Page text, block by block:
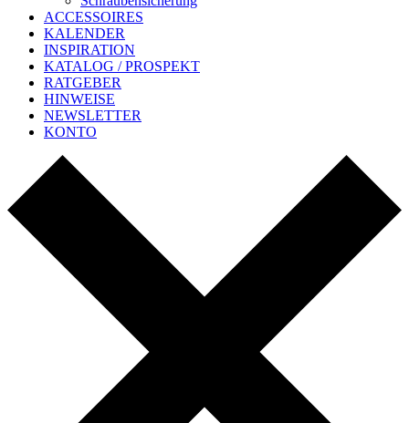
ACCESSOIRES
KALENDER
INSPIRATION
KATALOG / PROSPEKT
RATGEBER
HINWEISE
NEWSLETTER
KONTO